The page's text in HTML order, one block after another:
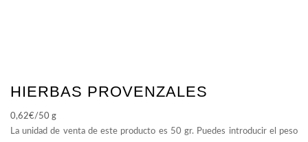
HIERBAS PROVENZALES
0,62€/50 g